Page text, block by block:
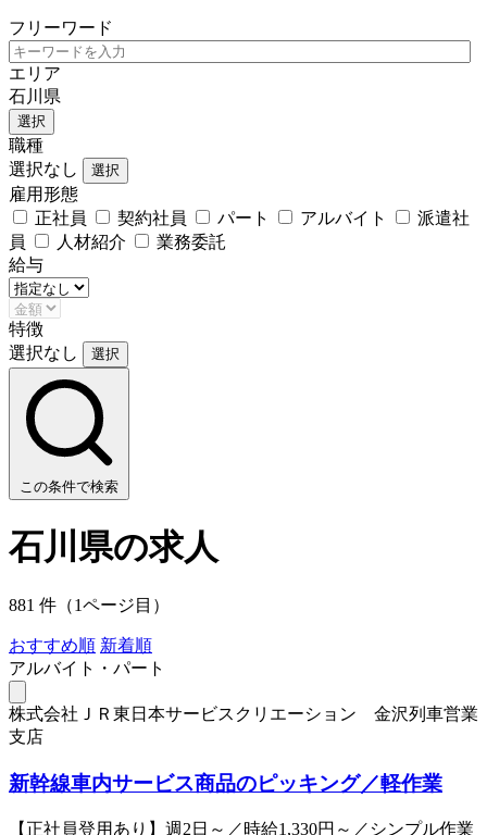
フリーワード
エリア
石川県
選択
職種
選択なし
選択
雇用形態
正社員
契約社員 パート アルバイト
派遣社
員
人材紹介
業務委託
給与
特徴
選択なし
選択
この条件で検索
石川県の求人
881 件（1ページ目）
おすすめ順 新着順
アルバイト・パート
株式会社ＪＲ東日本サービスクリエーション 金沢列車営業
支店
新幹線車内サービス商品のピッキング／軽作業
【正社員登用あり】週2日～／時給1,330円～／シンプル作業